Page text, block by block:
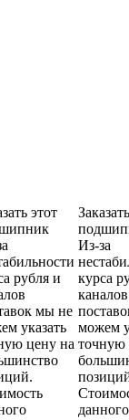
этот
рубля и
мы не
указать
цену на
Из-за
курса
каналов
можем
точную
данного